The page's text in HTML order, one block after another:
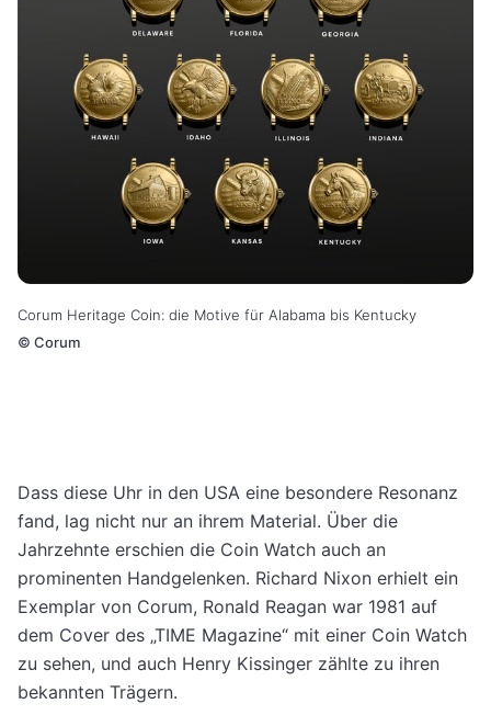
Corum Heritage Coin: die Motive für Alabama bis Kentucky
© Corum
Dass diese Uhr in den USA eine besondere Resonanz
fand, lag nicht nur an ihrem Material. Über die
Jahrzehnte erschien die Coin Watch auch an
prominenten Handgelenken. Richard Nixon erhielt ein
Exemplar von Corum, Ronald Reagan war 1981 auf
dem Cover des „TIME Magazine“ mit einer Coin Watch
zu sehen, und auch Henry Kissinger zählte zu ihren
bekannten Trägern.